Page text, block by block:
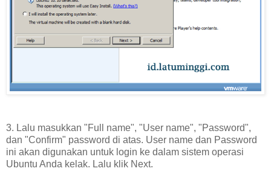
3. Lalu masukkan "Full name", "User name", "Password",
dan "Confirm" password di atas. User name dan Password
ini akan digunakan untuk login ke dalam sistem operasi
Ubuntu Anda kelak. Lalu klik Next.